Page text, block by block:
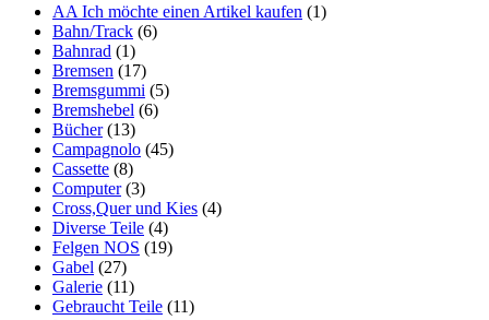
AA Ich möchte einen Artikel kaufen (1)
Bahn/Track (6)
Bahnrad (1)
Bremsen (17)
Bremsgummi (5)
Bremshebel (6)
Bücher (13)
Campagnolo (45)
Cassette (8)
Computer (3)
Cross,Quer und Kies (4)
Diverse Teile (4)
Felgen NOS (19)
Gabel (27)
Galerie (11)
Gebraucht Teile (11)